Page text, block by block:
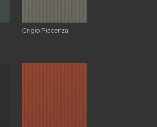
Grigio Piacenza